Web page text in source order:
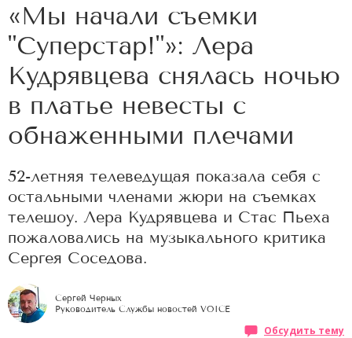
«Мы начали съемки
"Суперстар!"»: Лера
Кудрявцева снялась ночью
в платье невесты с
обнаженными плечами
52-летняя телеведущая показала себя с
остальными членами жюри на съемках
телешоу. Лера Кудрявцева и Стас Пьеха
пожаловались на музыкального критика
Сергея Соседова.
Сергей Черных
Руководитель Службы новостей VOICE
Обсудить тему